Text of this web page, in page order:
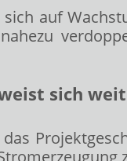
auf
sich